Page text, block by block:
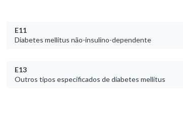
E11
Diabetes mellitus não-insulino-dependente
E13
Outros tipos especificados de diabetes mellitus